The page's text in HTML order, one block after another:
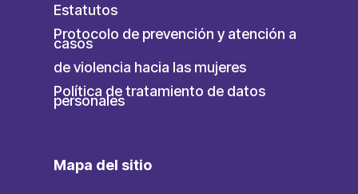
Estatutos
Protocolo de prevención y atención a
casos
de violencia hacia las mujeres
Política de tratamiento de datos
personales
Mapa del sitio